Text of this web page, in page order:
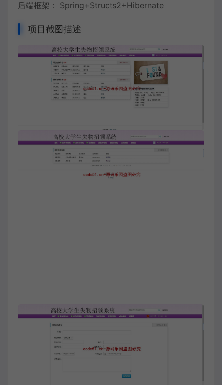
后端框架： Spring+Structs2+Hibernate
项目截图描述